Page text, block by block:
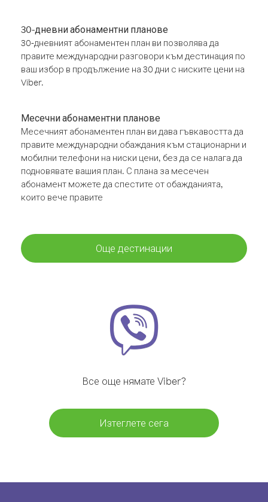
30-дневни абонаментни планове
30-дневният абонаментен план ви позволява да
правите международни разговори към дестинация по
ваш избор в продължение на 30 дни с ниските цени на
Viber.
Месечни абонаментни планове
Месечният абонаментен план ви дава гъвкавостта да
правите международни обаждания към стационарни и
мобилни телефони на ниски цени, без да се налага да
подновявате вашия план. С плана за месечен
абонамент можете да спестите от обажданията,
които вече правите
Още дестинации
Все още нямате Viber?
Изтеглете сега